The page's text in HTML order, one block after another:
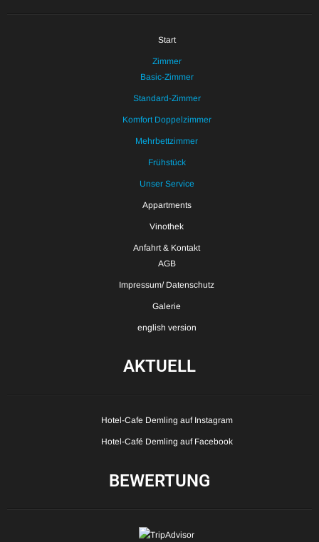
Start
Zimmer
Basic-Zimmer
Standard-Zimmer
Komfort Doppelzimmer
Mehrbettzimmer
Frühstück
Unser Service
Appartments
Vinothek
Anfahrt & Kontakt
AGB
Impressum/ Datenschutz
Galerie
english version
AKTUELL
Hotel-Cafe Demling auf Instagram
Hotel-Café Demling auf Facebook
BEWERTUNG